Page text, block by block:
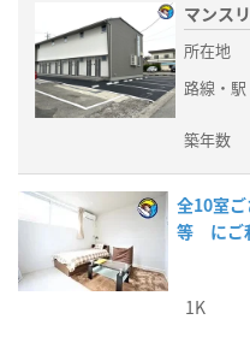
マンス
所在地
路線・駅
築年数
全10室
等 にご
1K